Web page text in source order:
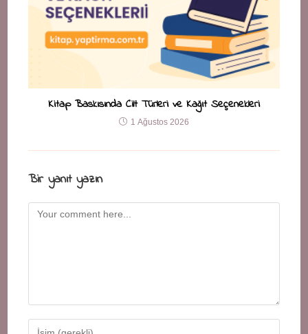
Kitap Baskısında Cilt Türleri ve Kağıt Seçenekleri
1 Ağustos 2026
Bir yanıt yazın
Comment
Enter